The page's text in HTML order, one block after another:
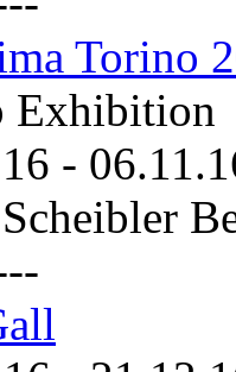
Torino
Exhibition
-